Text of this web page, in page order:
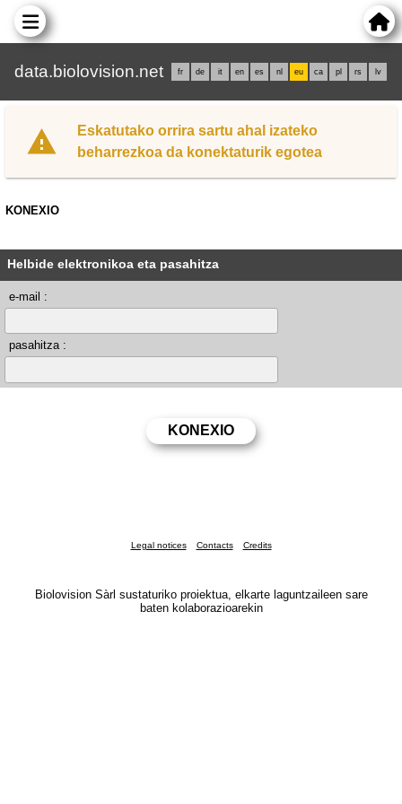
data.biolovision.net fr de it en es nl eu ca pl rs lv
Eskatutako orrira sartu ahal izateko
beharrezkoa da konektaturik egotea
KONEXIO
Helbide elektronikoa eta pasahitza
e-mail :
pasahitza :
Legal notices Contacts Credits
Biolovision Sàrl sustaturiko proiektua, elkarte laguntzaileen sare
baten kolaborazioarekin